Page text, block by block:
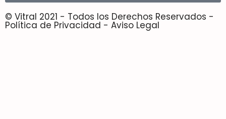
© Vitral 2021 - Todos los Derechos Reservados -
Política de Privacidad - Aviso Legal